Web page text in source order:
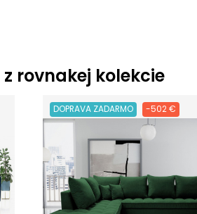
rovnakej kolekcie
DOPRAVA ZADARMO -502 €